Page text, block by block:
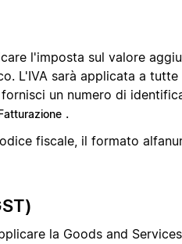
l'imposta sul valore
L'IVA sarà applicata a
un numero di
.
fiscale, il formato
la Goods and